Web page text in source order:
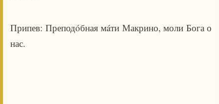
Припев: Преподóбная мáти Макрино, моли Бога о
нас.